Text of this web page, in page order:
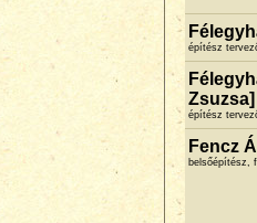
építész
Zsuzsa]
építész
Fencz
belsőépítész,